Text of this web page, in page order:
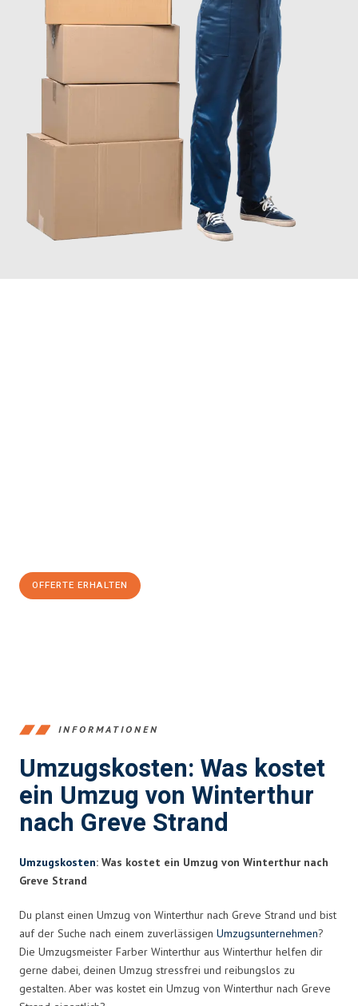
OFFERTE ERHALTEN
INFORMATIONEN
Umzugskosten: Was kostet
ein Umzug von Winterthur
nach Greve Strand
Umzugskosten: Was kostet ein Umzug von Winterthur nach
Greve Strand
Du planst einen Umzug von Winterthur nach Greve Strand und bist
auf der Suche nach einem zuverlässigen Umzugsunternehmen?
Die Umzugsmeister Farber Winterthur aus Winterthur helfen dir
gerne dabei, deinen Umzug stressfrei und reibungslos zu
gestalten. Aber was kostet ein Umzug von Winterthur nach Greve